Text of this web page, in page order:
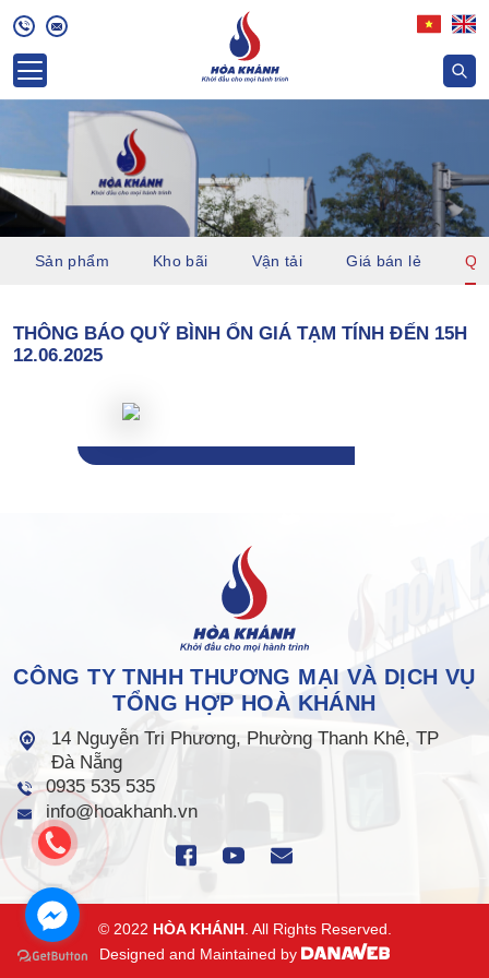
Sản phẩm Kho bãi Vận tải Giá bán lẻ
THÔNG BÁO QUỸ BÌNH ỔN GIÁ TẠM TÍNH ĐẾN 15H
12.06.2025
CÔNG TY TNHH THƯƠNG MẠI VÀ DỊCH VỤ
TỔNG HỢP HOÀ KHÁNH
14 Nguyễn Tri Phương, Phường Thanh Khê, TP
Đà Nẵng
0935 535 535
info@hoakhanh.vn
© 2022 HÒA KHÁNH. All Rights Reserved.
Designed and Maintained by